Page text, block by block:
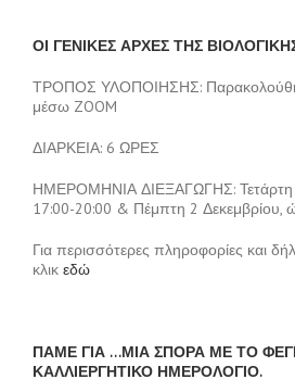
ΟΙ ΓΕΝΙΚΕΣ ΑΡΧΕΣ ΤΗΣ
ΤΡΟΠΟΣ ΥΛΟΠΟΙΗΣΗΣ:
μέσω ZOOM
ΔΙΑΡΚΕΙΑ: 6 ΩΡΕΣ
ΗΜΕΡΟΜΗΝΙΑ ΔΙΕΞΑΓΩΓΗΣ: Τετάρτη
17:00-20:00 & Πέμπτη 2 Δεκεμβρίου,
Για περισσότερες πληροφορίες και
κλικ εδώ
ΠΑΜΕ ΓΙΑ …ΜΙΑ ΣΠΟΡΑ ΜΕ ΤΟ
ΚΑΛΛΙΕΡΓΗΤΙΚΟ ΗΜΕΡΟΛΟΓΙΟ.